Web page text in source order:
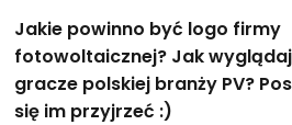
Jakie powinno być logo firmy
fotowoltaicznej? Jak
gracze polskiej branży PV?
się im przyjrzeć :)